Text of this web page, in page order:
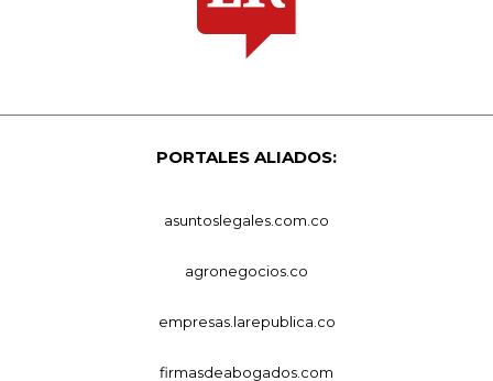
PORTALES ALIADOS:
asuntoslegales.com.co
agronegocios.co
empresas.larepublica.co
firmasdeabogados.com